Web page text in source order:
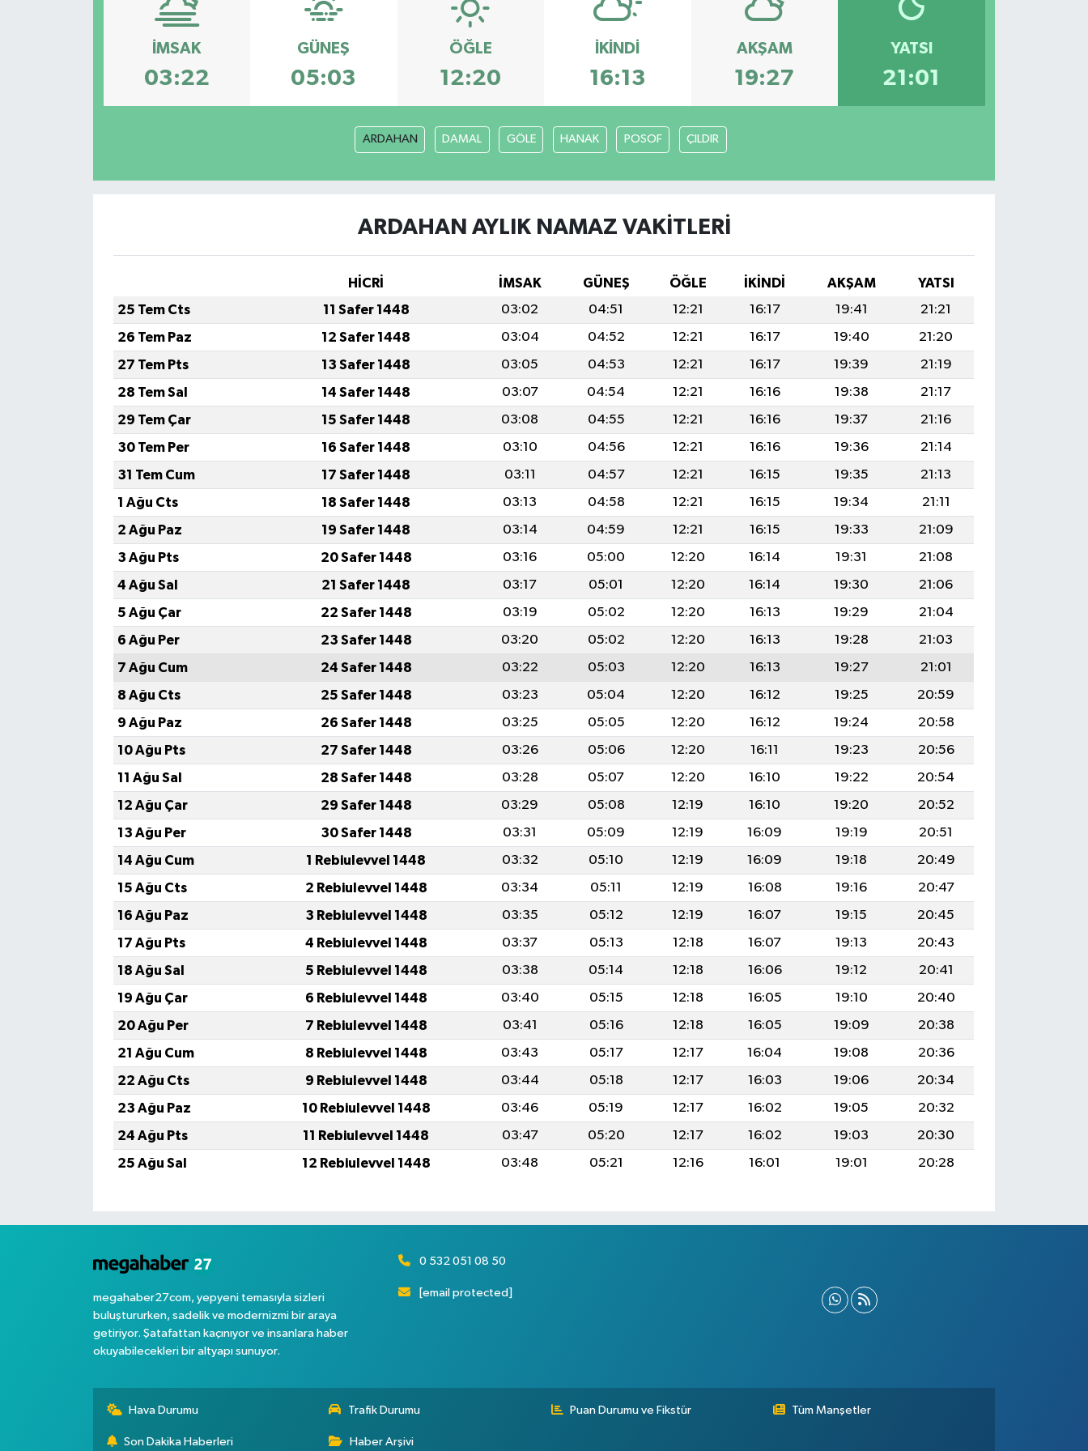
İMSAK
03:22
GÜNEŞ
05:03
ÖĞLE
12:20
İKINDI
16:13
AKŞAM
19:27
YATSI
21:01
ARDAHAN DAMAL GÖLE HANAK POSOF ÇILDIR
ARDAHAN AYLIK NAMAZ VAKITLERI
HİCRİ İMSAK GÜNEŞ ÖĞLE İKINDI AKŞAM
YATSI
25 Tem Cts
11 Safer 1448 03:02 04:51 12:21 16:17 19:41
21:21
26 Tem Paz
12 Safer 1448 03:04 04:52 12:21 16:17 19:40
21:20
27 Tem Pts
13 Safer 1448 03:05 04:53 12:21 16:17 19:39
21:19
28 Tem Sal
14 Safer 1448 03:07 04:54 12:21 16:16 19:38
21:17
29 Tem Çar
15 Safer 1448 03:08 04:55 12:21 16:16 19:37
21:16
30 Tem Per
16 Safer 1448 03:10 04:56 12:21 16:16 19:36
21:14
31 Tem Cum
17 Safer 1448 03:11 04:57 12:21 16:15 19:35
21:13
1 Ağu Cts
18 Safer 1448 03:13 04:58 12:21 16:15 19:34
21:11
2 Ağu Paz
19 Safer 1448 03:14 04:59 12:21 16:15 19:33
21:09
3 Ağu Pts
20 Safer 1448 03:16 05:00 12:20 16:14 19:31
21:08
4 Ağu Sal
21 Safer 1448 03:17 05:01 12:20 16:14 19:30
21:06
5 Ağu Çar
22 Safer 1448 03:19 05:02 12:20 16:13 19:29
21:04
6 Ağu Per
23 Safer 1448 03:20 05:02 12:20 16:13 19:28
21:03
7 Ağu Cum
24 Safer 1448 03:22 05:03 12:20 16:13 19:27
21:01
8 Ağu Cts
25 Safer 1448 03:23 05:04 12:20 16:12 19:25
20:59
9 Ağu Paz
26 Safer 1448 03:25 05:05 12:20 16:12 19:24
20:58
10 Ağu Pts
27 Safer 1448 03:26 05:06 12:20 16:11 19:23
20:56
11 Ağu Sal
28 Safer 1448 03:28 05:07 12:20 16:10 19:22
20:54
12 Ağu Çar
29 Safer 1448 03:29 05:08 12:19 16:10 19:20
20:52
13 Ağu Per
30 Safer 1448 03:31 05:09 12:19 16:09 19:19
20:51
14 Ağu Cum
1 Rebiulevvel 1448 03:32 05:10 12:19 16:09 19:18
20:49
15 Ağu Cts
2 Rebiulevvel 1448 03:34 05:11 12:19 16:08 19:16
20:47
16 Ağu Paz
3 Rebiulevvel 1448 03:35 05:12 12:19 16:07 19:15
20:45
17 Ağu Pts
4 Rebiulevvel 1448 03:37 05:13 12:18 16:07 19:13
20:43
18 Ağu Sal
5 Rebiulevvel 1448 03:38 05:14 12:18 16:06 19:12
20:41
19 Ağu Çar
6 Rebiulevvel 1448 03:40 05:15 12:18 16:05 19:10
20:40
20 Ağu Per
7 Rebiulevvel 1448 03:41 05:16 12:18 16:05 19:09
20:38
21 Ağu Cum
8 Rebiulevvel 1448 03:43 05:17 12:17 16:04 19:08
20:36
22 Ağu Cts
9 Rebiulevvel 1448 03:44 05:18 12:17 16:03 19:06
20:34
23 Ağu Paz
10 Rebiulevvel 1448 03:46 05:19 12:17 16:02 19:05
20:32
24 Ağu Pts
11 Rebiulevvel 1448 03:47 05:20 12:17 16:02 19:03
20:30
25 Ağu Sal
12 Rebiulevvel 1448 03:48 05:21 12:16 16:01 19:01 20:28
megahaber27com, yepyeni temasıyla sizleri
buluştururken, sadelik ve modernizmi bir araya
getiriyor. Şatafattan kaçınıyor ve insanlara haber
okuyabilecekleri bir altyapı sunuyor.
0 532 051 08 50
[email protected]
Hava Durumu Trafik Durumu Puan Durumu ve Fikstür Tüm Manşetler
Son Dakika Haberleri Haber Arşivi